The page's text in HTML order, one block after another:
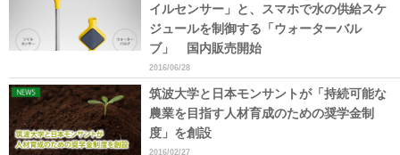
イルセンサー」と、スマホで水の供給スケ
ジュールを制御する「ウォーターバル
ブ」 国内販売開始
2016/06/28
筑波大学と日本モンサントが「持続可能な
農業を目指す人材育成のための奨学金制
度」を創設
2016/02/27